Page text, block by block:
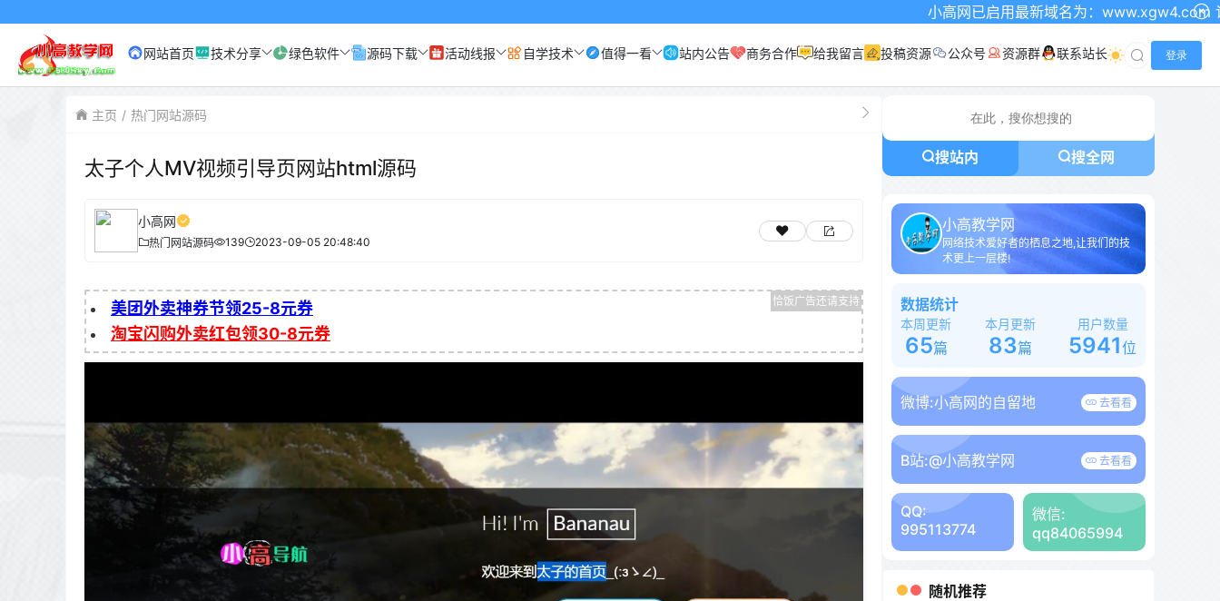
小高网已启用最新域名为：www.xgw4.com 记得收藏哦
网站首页 技术分享 绿色软件 源码下载 活动线报 自学技术 值得一看 站内公告 商务合作 给我留言 投稿资源 公众号 资源群 联系站长 登录
主页 热门网站源码
太子个人MV视频引导页网站html源码
小高网
热门网站源码 139 2023-09-05 20:48:40
美团外卖神券节领25-8元券
淘宝闪购外卖红包领30-8元券
搜站内 搜全网
小高教学网
网络技术爱好者的栖息之地,让我们的技
术更上一层楼!
数据统计
本周更新
65篇
本月更新
83篇
用户数量
5941位
微博:小高网的自留地 去看看
B站:@小高教学网 去看看
QQ:
995113774
微信:
qq84065994
随机推荐